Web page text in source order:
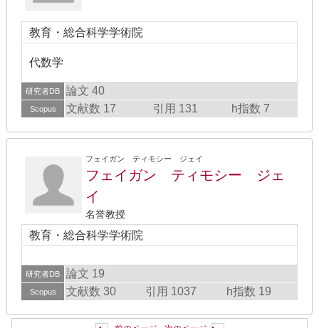
教育・総合科学学術院
代数学
研究者DB 論文 40
Scopus 文献数 17 引用 131 h指数 7
フェイガン ティモシー ジェイ
フェイガン ティモシー ジェ
イ
名誉教授
教育・総合科学学術院
研究者DB 論文 19
Scopus 文献数 30 引用 1037 h指数 19